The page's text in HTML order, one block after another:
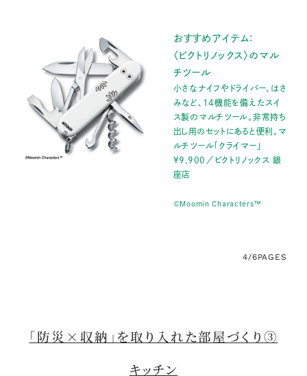
おすすめアイテム：
〈ビクトリノックス〉のマル
チツール
小さなナイフやドライバー、はさ
みなど、14機能を備えたスイ
ス製のマルチツール。非常持ち
出し用のセットにあると便利。マ
ルチツール「クライマー」
¥9,900／ビクトリノックス 銀
座店
©Moomin Characters™
4/6PAGES
「防災×収納」を取り入れた部屋づくり③
キッチン